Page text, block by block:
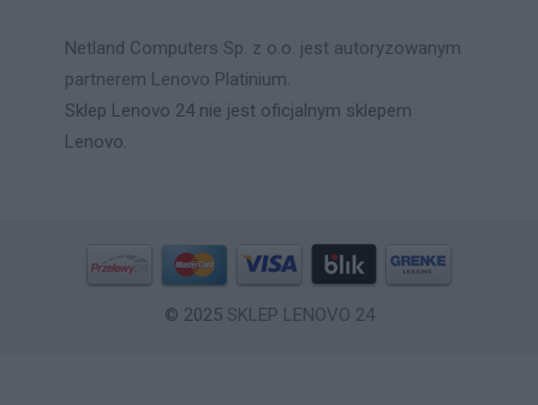
Netland Computers Sp. z o.o. jest autoryzowanym
partnerem Lenovo Platinium.
Sklep Lenovo 24 nie jest oficjalnym sklepem
Lenovo.
© 2025 SKLEP LENOVO 24